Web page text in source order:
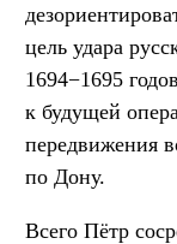
цель удара
1694−1695
к будущей
передвижения
по Дону.
Всего Пётр